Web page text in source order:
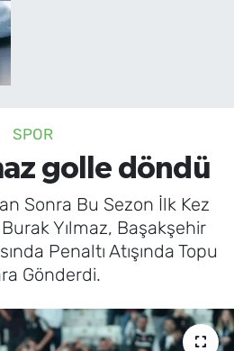
SPOR
golle döndü
Sonra Bu Sezon İlk Kez
Yılmaz, Başakşehir
Penaltı Atışında Topu
Gönderdi.